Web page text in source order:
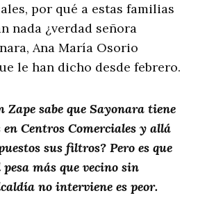
por qué a estas familias
nada ¿verdad señora
Ana María Osorio
le han dicho desde febrero.
Zape sabe que Sayonara tiene
Centros Comerciales y allá
sus filtros? Pero es que
más que vecino sin
no interviene es peor.